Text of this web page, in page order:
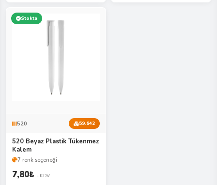
Stokta
520 59.642
520 Beyaz Plastik Tükenmez
Kalem
7 renk seçeneği
7,80₺ +KDV